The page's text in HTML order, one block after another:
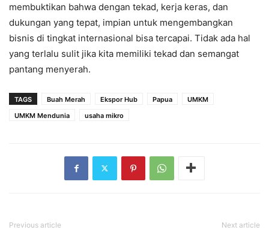
membuktikan bahwa dengan tekad, kerja keras, dan
dukungan yang tepat, impian untuk mengembangkan
bisnis di tingkat internasional bisa tercapai. Tidak ada hal
yang terlalu sulit jika kita memiliki tekad dan semangat
pantang menyerah.
TAGS Buah Merah Ekspor Hub Papua
UMKM
UMKM Mendunia
usaha mikro
Previous article Next article